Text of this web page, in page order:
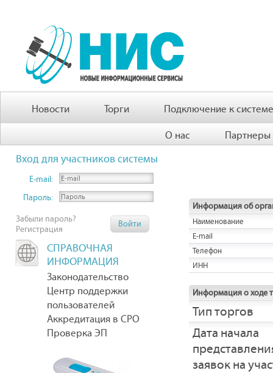
Новости Торги Подключение к системе
О нас Партнеры
Вход для участников системы
E-mail:
Пароль:
Забыли пароль?
Регистрация
СПРАВОЧНАЯ
ИНФОРМАЦИЯ
Законодательство
Центр поддержки
пользователей
Аккредитация в СРО
Проверка ЭП
Информация об
Наименование
E-mail
Телефон
ИНН
Информация о ходе
Тип торгов
Дата начала
заявок на